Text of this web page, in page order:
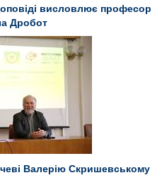
висловлює професор
Дробот
Валерію Скришевському